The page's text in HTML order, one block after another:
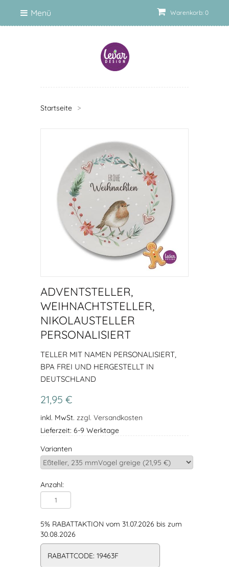
Warenkorb: 0
Menü
Startseite >
ADVENTSTELLER,
WEIHNACHTSTELLER,
NIKOLAUSTELLER
PERSONALISIERT
TELLER MIT NAMEN PERSONALISIERT,
BPA FREI UND HERGESTELLT IN
DEUTSCHLAND
21,95 €
inkl. MwSt. zzgl. Versandkosten
Lieferzeit: 6-9 Werktage
Varianten
Anzahl:
5% RABATTAKTION vom 31.07.2026 bis zum
30.08.2026
RABATTCODE: 19463F